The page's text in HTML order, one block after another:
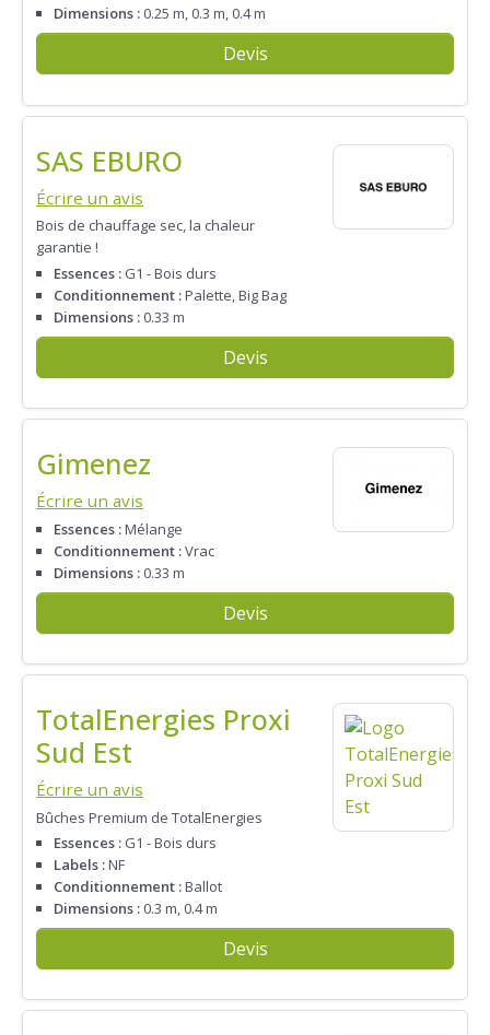
Dimensions : 0.25 m, 0.3 m, 0.4 m
Devis
SAS EBURO
Écrire un avis
Bois de chauffage sec, la chaleur
garantie !
Essences : G1 - Bois durs
Conditionnement :Palette, Big Bag
Dimensions : 0.33 m
Devis
Gimenez
Écrire un avis
Essences :Mélange
Conditionnement :Vrac
Dimensions : 0.33 m
Devis
TotalEnergies Proxi
Sud Est
Écrire un avis
Bûches Premium de TotalEnergies
Essences : G1 - Bois durs
Labels :NF
Conditionnement :Ballot
Dimensions : 0.3 m, 0.4 m
Devis